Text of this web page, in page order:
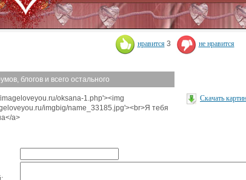
нравится 3 не нравится
блогов и всего остального
oksana-1.php'><img
imgbig/name_33185.jpg'><br>Я тебя
a>
Скачать